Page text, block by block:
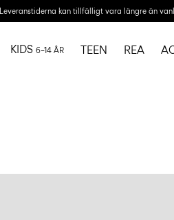
Leveranstiderna kan tillfälligt vara längre än
KIDS 6–14 ÅR TEEN REA